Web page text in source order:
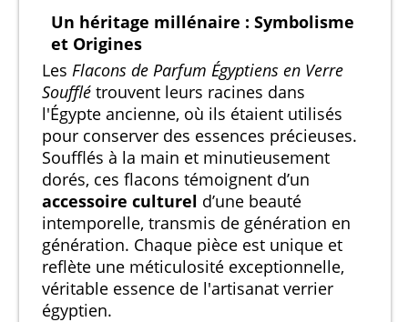
Un héritage millénaire : Symbolisme
et Origines
Les Flacons de Parfum Égyptiens en Verre
Soufflé trouvent leurs racines dans
l'Égypte ancienne, où ils étaient utilisés
pour conserver des essences précieuses.
Soufflés à la main et minutieusement
dorés, ces flacons témoignent d’un
accessoire culturel d’une beauté
intemporelle, transmis de génération en
génération. Chaque pièce est unique et
reflète une méticulosité exceptionnelle,
véritable essence de l'artisanat verrier
égyptien.